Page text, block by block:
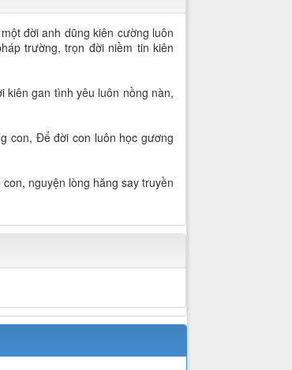
đời anh dũng kiên cường luôn
trường, trọn đời niềm tin kiên
kiên gan tình yêu luôn nồng nàn,
con, Để đời con luôn học gương
nguyện lòng hăng say truyền